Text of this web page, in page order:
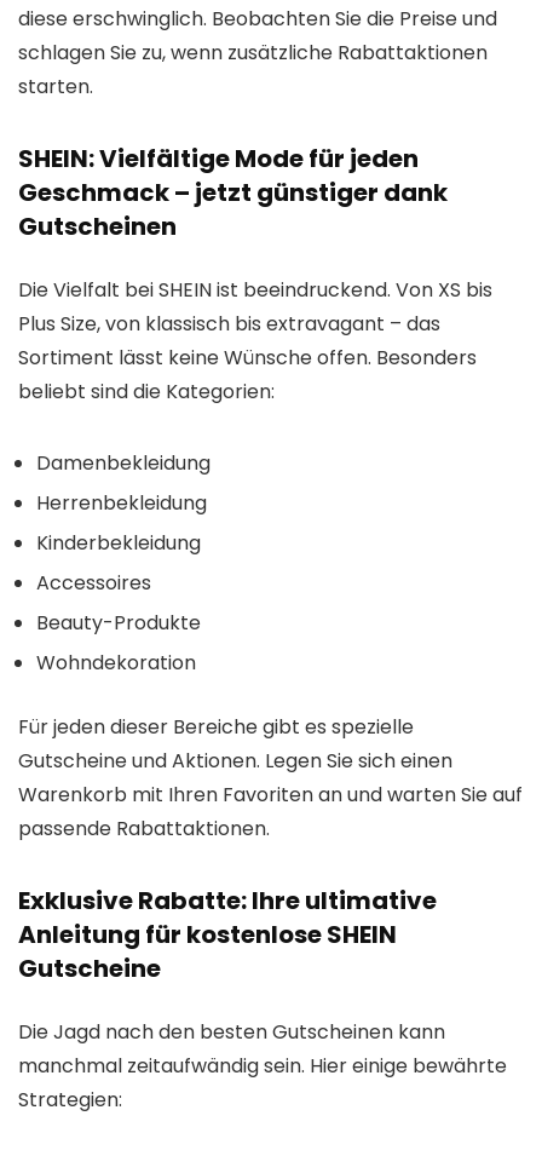
diese erschwinglich. Beobachten Sie die Preise und
schlagen Sie zu, wenn zusätzliche Rabattaktionen
starten.
SHEIN: Vielfältige Mode für jeden
Geschmack – jetzt günstiger dank
Gutscheinen
Die Vielfalt bei SHEIN ist beeindruckend. Von XS bis
Plus Size, von klassisch bis extravagant – das
Sortiment lässt keine Wünsche offen. Besonders
beliebt sind die Kategorien:
Damenbekleidung
Herrenbekleidung
Kinderbekleidung
Accessoires
Beauty-Produkte
Wohndekoration
Für jeden dieser Bereiche gibt es spezielle
Gutscheine und Aktionen. Legen Sie sich einen
Warenkorb mit Ihren Favoriten an und warten Sie auf
passende Rabattaktionen.
Exklusive Rabatte: Ihre ultimative
Anleitung für kostenlose SHEIN
Gutscheine
Die Jagd nach den besten Gutscheinen kann
manchmal zeitaufwändig sein. Hier einige bewährte
Strategien: